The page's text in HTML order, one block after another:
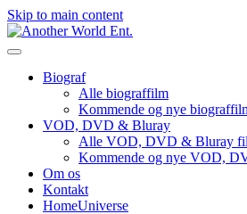
Skip to main content
Biograf
Alle biograffilm
Kommende og nye
VOD, DVD & Bluray
Alle VOD, DVD & Bluray
Kommende og nye VOD,
Om os
Kontakt
HomeUniverse